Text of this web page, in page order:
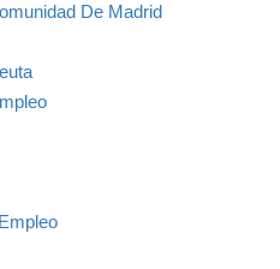
De Madrid